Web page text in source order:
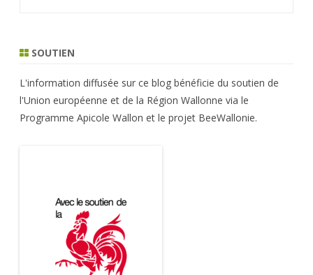
SOUTIEN
L'information diffusée sur ce blog bénéficie du soutien de
l'Union européenne et de la Région Wallonne via le
Programme Apicole Wallon et le projet BeeWallonie.